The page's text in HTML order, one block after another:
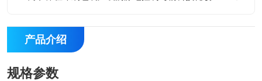
产品介绍
规格参数